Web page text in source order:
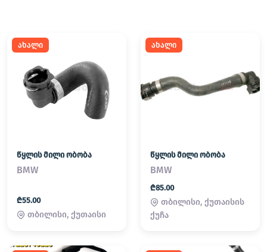
ახალი
წყლის მილი ობობა
BMW
₾55.00
თბილისი, ქუთაისი
ახალი
წყლის მილი ობობა
BMW
₾85.00
თბილისი, ქუთაისის
ქუჩა